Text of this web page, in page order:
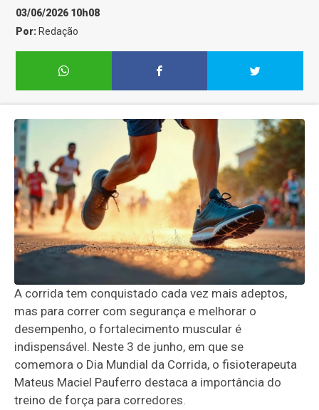
03/06/2026 10h08
Por: Redação
A corrida tem conquistado cada vez mais adeptos,
mas para correr com segurança e melhorar o
desempenho, o fortalecimento muscular é
indispensável. Neste 3 de junho, em que se
comemora o Dia Mundial da Corrida, o fisioterapeuta
Mateus Maciel Pauferro destaca a importância do
treino de força para corredores.